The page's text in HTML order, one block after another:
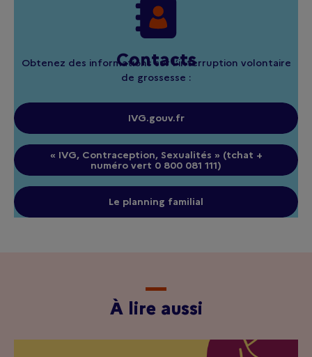
Contacts
Obtenez des informations sur l’interruption volontaire
de grossesse :
IVG.gouv.fr
« IVG, Contraception, Sexualités » (tchat +
numéro vert 0 800 081 111)
Le planning familial
À lire aussi